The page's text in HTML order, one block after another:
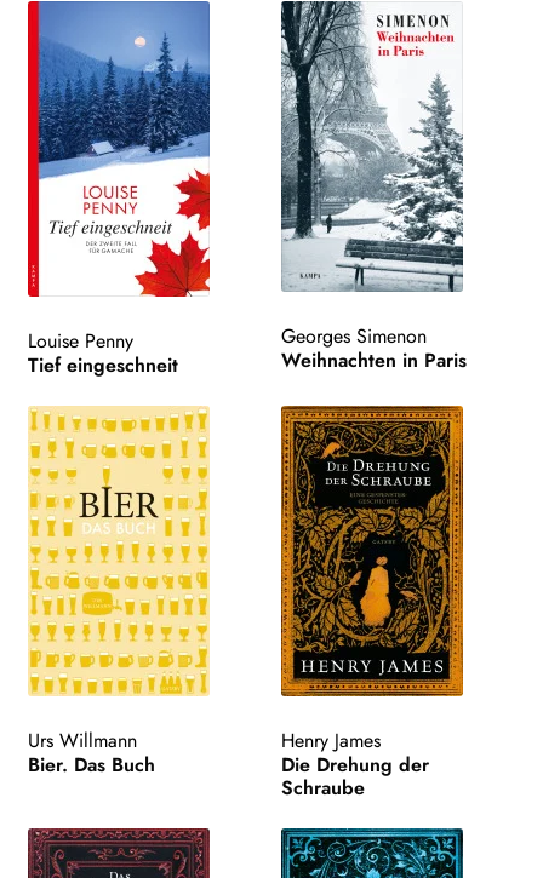
Louise Penny
Tief eingeschneit
Georges Simenon
Weihnachten in Paris
Urs Willmann
Bier. Das Buch
Henry James
Die Drehung der
Schraube